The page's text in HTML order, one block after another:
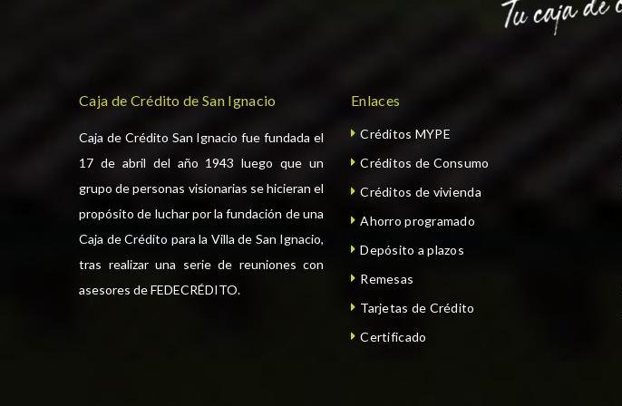
Caja de Crédito de San Ignacio
Caja de Crédito San Ignacio fue fundada el
17 de abril del año 1943 luego que un
grupo de personas visionarias se hicieran el
propósito de luchar por la fundación de una
Caja de Crédito para la Villa de San Ignacio,
tras realizar una serie de reuniones con
asesores de FEDECRÉDITO.
Enlaces
Créditos MYPE
Créditos de Consumo
Créditos de vivienda
Ahorro programado
Depósito a plazos
Remesas
Tarjetas de Crédito
Certificado